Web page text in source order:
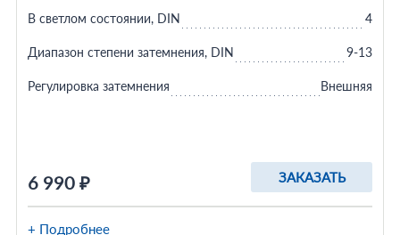
6 990 ₽ ЗАКАЗАТЬ
В светлом состоянии, DIN 4
Диапазон степени затемнения, DIN 9-13
Регулировка затемнения Внешняя
+ Подробнее